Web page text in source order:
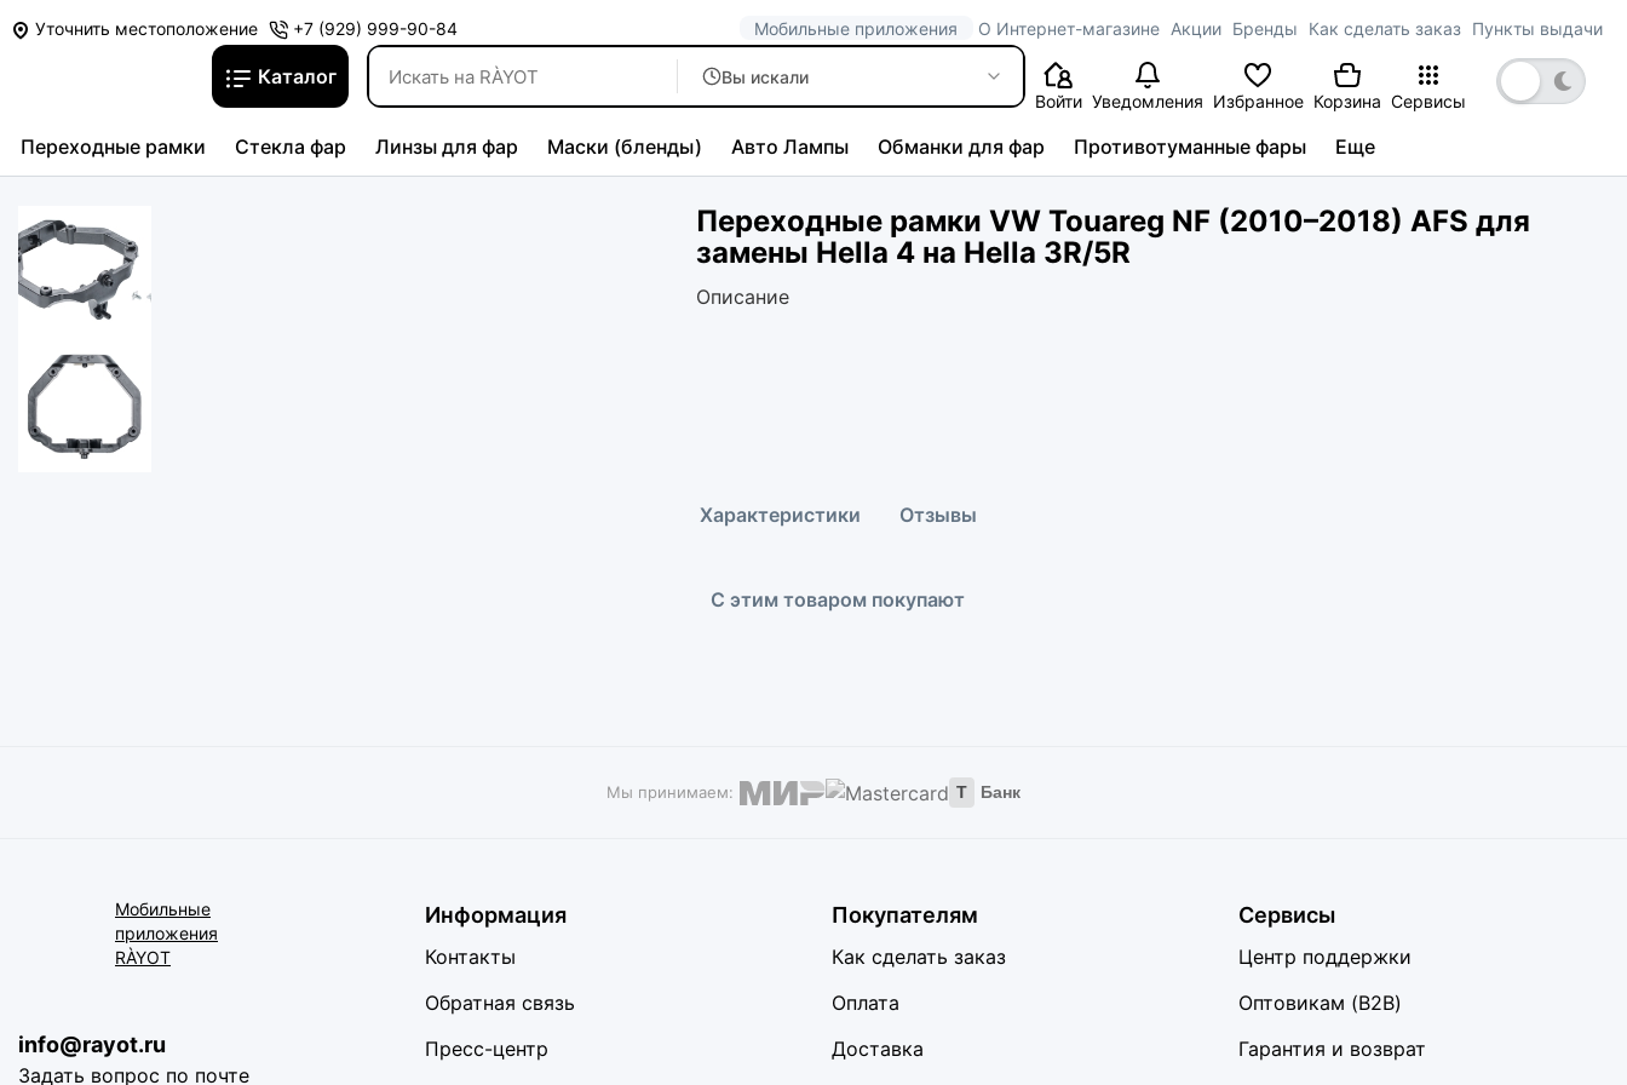
Уточнить местоположение +7 (929) 999-90-84 Мобильные приложения О Интернет-магазине Акции Бренды Как сделать заказ Пункты выдачи
Каталог
Вы искали
Войти Уведомления Избранное Корзина Сервисы
Переходные рамки Стекла фар Линзы для фар Маски (бленды) Авто Лампы Обманки для фар Противотуманные фары Еще
Переходные рамки VW Touareg NF (2010–2018) AFS для
замены Hella 4 на Hella 3R/5R
Описание
Характеристики Отзывы
С этим товаром покупают
Мы принимаем: Т Банк
Мобильные
приложения
RÀYOT
info@rayot.ru
Задать вопрос по почте
Информация
Контакты
Обратная связь
Пресс-центр
Покупателям
Как сделать заказ
Оплата
Доставка
Сервисы
Центр поддержки
Оптовикам (B2B)
Гарантия и возврат